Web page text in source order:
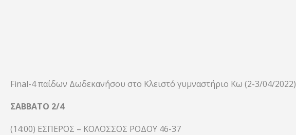
Final-4 παίδων Δωδεκανήσου στο Κλειστό γυμναστήριο Κω (2-3/04/2022)
ΣΑΒΒΑΤΟ 2/4
(14:00) ΕΣΠΕΡΟΣ – ΚΟΛΟΣΣΟΣ ΡΟΔΟΥ 46-37